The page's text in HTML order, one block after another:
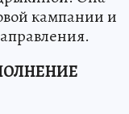
кампании и